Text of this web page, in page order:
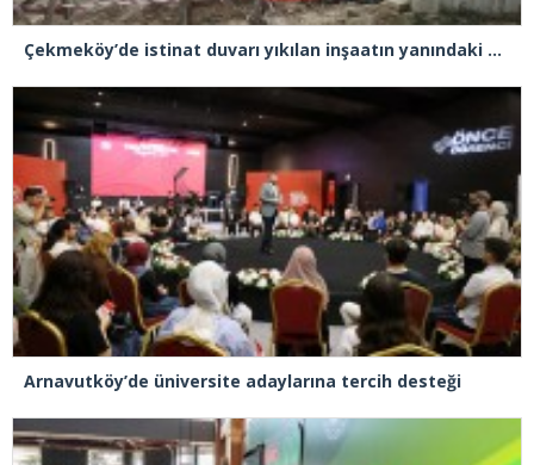
Çekmeköy’de istinat duvarı yıkılan inşaatın yanındaki 5 katlı bina boşaltıldı
Arnavutköy’de üniversite adaylarına tercih desteği